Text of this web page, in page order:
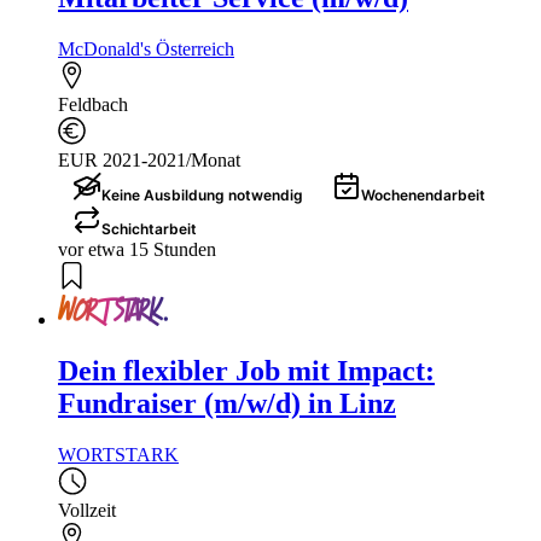
McDonald's Österreich
Feldbach
EUR 2021-2021/Monat
Keine Ausbildung notwendig
Wochenendarbeit
Schichtarbeit
vor etwa 15 Stunden
Dein flexibler Job mit Impact:
Fundraiser (m/w/d) in Linz
WORTSTARK
Vollzeit